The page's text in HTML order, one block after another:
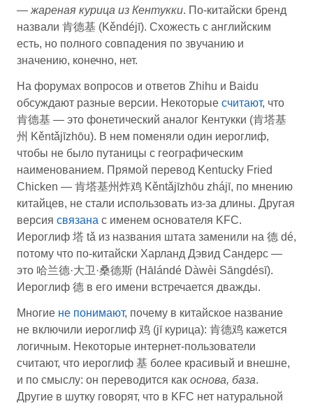
— жареная курица из Кентукки. По-китайски бренд
назвали 肯德基 (Kěndéjī). Схожесть с английским
есть, но полного совпадения по звучанию и
значению, конечно, нет.
На форумах вопросов и ответов Zhihu и Baidu
обсуждают разные версии. Некоторые считают, что
肯德基 — это фонетический аналог Кентукки (肯塔基
州 Kěntǎjīzhōu). В нем поменяли один иероглиф,
чтобы не было путаницы с географическим
наименованием. Прямой перевод Kentucky Fried
Chicken — 肯塔基州炸鸡 Kěntǎjīzhōu zhájī, по мнению
китайцев, не стали использовать из-за длины. Другая
версия связана с именем основателя KFC.
Иероглиф 塔 tǎ из названия штата заменили на 德 dé,
потому что по-китайски Харланд Дэвид Сандерс —
это 哈兰德·大卫·桑德斯 (Hālándé Dàwèi Sāngdésī).
Иероглиф 德 в его имени встречается дважды.
Многие не понимают, почему в китайское название
не включили иероглиф 鸡 (jī курица): 肯德鸡 кажется
логичным. Некоторые интернет-пользователи
считают, что иероглиф 基 более красивый и внешне,
и по смыслу: он переводится как основа, база.
Другие в шутку говорят, что в KFC нет натуральной